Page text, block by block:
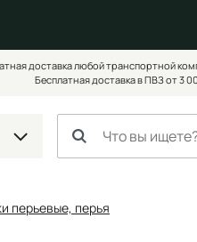
доставка любой транспортной
Бесплатная доставка в ПВЗ от 3
перьевые, перья